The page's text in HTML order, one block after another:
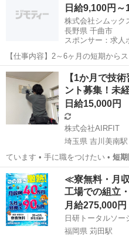
日給9,100円～
株式会社シムック
長野県 千曲市
スポンサー：求人
【仕事内容】2～6ヶ月の短期から
でムリなく働ける警備スタッフ。
金ありで未経験も安心! ―仕事内容
す。 [具体的には] カラーコ...
アルバイト・パート
【1か月で技
ント募集！未
日給15,000円
株式会社AIRFIT
埼玉県 吉川美南駅
ています • 手に職をつけたい • 短期
立した…
埼玉 吉川市 吉川美南駅
≪寮無料・月
工場での組立
月給275,000円
日研トータルソー
福岡県 苅田駅